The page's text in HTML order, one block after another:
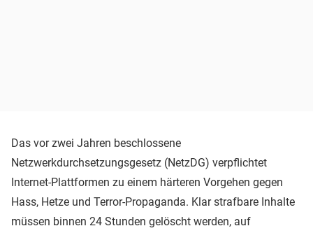
Das vor zwei Jahren beschlossene
Netzwerkdurchsetzungsgesetz (NetzDG) verpflichtet
Internet-Plattformen zu einem härteren Vorgehen gegen
Hass, Hetze und Terror-Propaganda. Klar strafbare Inhalte
müssen binnen 24 Stunden gelöscht werden, auf